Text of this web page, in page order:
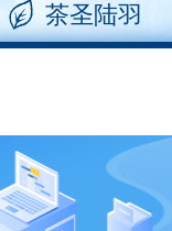
茶圣陆羽